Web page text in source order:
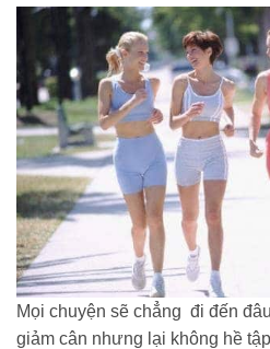
Mọi chuyện sẽ chẳng đi đến
giảm cân nhưng lại không hề